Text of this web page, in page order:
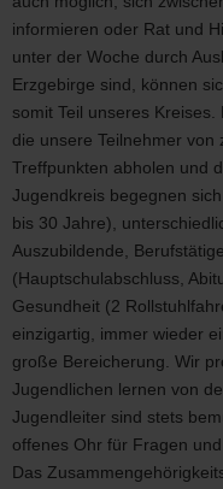
informieren oder Rat und
unter der Woche durch
Erzgebirge sind, können
somit Teil unseres
die unsere Teilnehmer
Treffpunkten abholen und
Jugendkreis begegnen
bis 30 Jahre),
Auszubildende,
(Hauptschulabschluss,
Gesundheit (2
einzigartig, immer wieder
große Bereicherung. Wir
Jugendlichen lernen von
Jugendleiter sind stets
offenes Ohr für Fragen
Das